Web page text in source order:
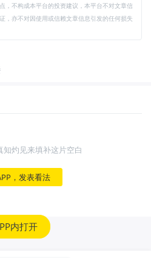
，不构成本平台的投资建议，本平台不对文章信
，亦不对因使用或信赖文章信息引发的任何损失
知灼见来填补这片空白
，发表看法
内打开